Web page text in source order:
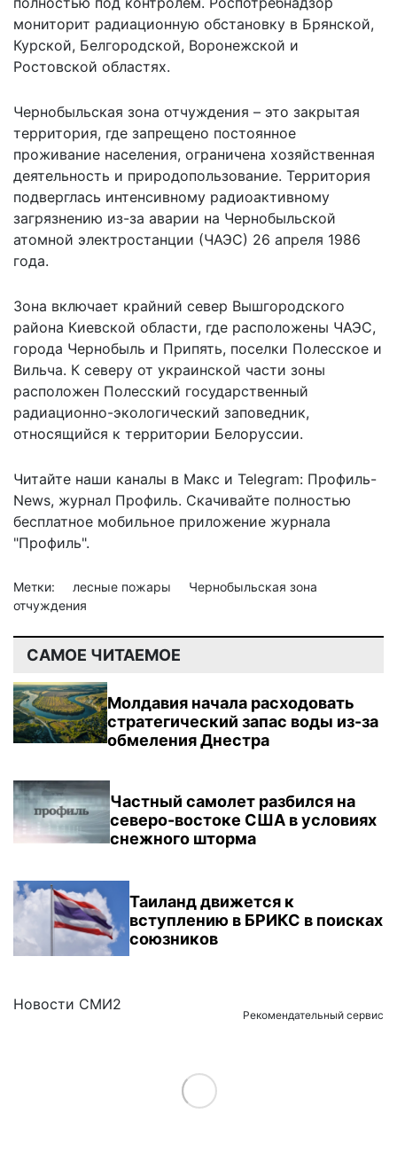
мониторит радиационную обстановку в Брянской,
Курской, Белгородской, Воронежской и
Ростовской областях.
Чернобыльская зона отчуждения – это закрытая
территория, где запрещено постоянное
проживание населения, ограничена хозяйственная
деятельность и природопользование. Территория
подверглась интенсивному радиоактивному
загрязнению из-за аварии на Чернобыльской
атомной электростанции (ЧАЭС) 26 апреля 1986
года.
Зона включает крайний север Вышгородского
района Киевской области, где расположены ЧАЭС,
города Чернобыль и Припять, поселки Полесское и
Вильча. К северу от украинской части зоны
расположен Полесский государственный
радиационно-экологический заповедник,
относящийся к территории Белоруссии.
Читайте наши каналы в Макс и Telegram: Профиль-
News, журнал Профиль. Скачивайте полностью
бесплатное мобильное приложение журнала
"Профиль".
Метки: лесные пожары
Чернобыльская зона
отчуждения
САМОЕ ЧИТАЕМОЕ
Молдавия начала расходовать
стратегический запас воды из-за
обмеления Днестра
Частный самолет разбился на
северо-востоке США в условиях
снежного шторма
Таиланд движется к
вступлению в БРИКС в поисках
союзников
Новости СМИ2
Рекомендательный сервис
Load More